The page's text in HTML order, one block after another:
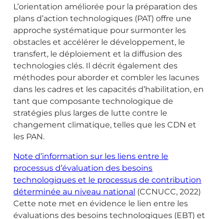
L’orientation améliorée pour la préparation des
plans d’action technologiques (PAT) offre une
approche systématique pour surmonter les
obstacles et accélérer le développement, le
transfert, le déploiement et la diffusion des
technologies clés. Il décrit également des
méthodes pour aborder et combler les lacunes
dans les cadres et les capacités d’habilitation, en
tant que composante technologique de
stratégies plus larges de lutte contre le
changement climatique, telles que les CDN et
les PAN.
Note d’information sur les liens entre le
processus d’évaluation des besoins
technologiques et le processus de contribution
déterminée au niveau national (CCNUCC, 2022)
Cette note met en évidence le lien entre les
évaluations des besoins technologiques (EBT) et